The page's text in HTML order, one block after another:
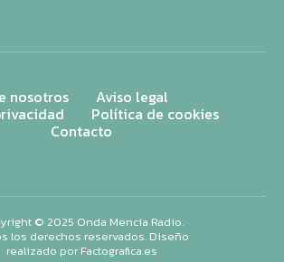
nosotros Aviso legal
Política de cookies
Contacto
© 2025 Onda Mencía Radio.
los derechos reservados. Diseño
realizado por Factografica.es